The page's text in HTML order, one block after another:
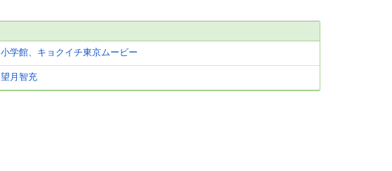
小学館、キョクイチ東京ムービー
望月智充